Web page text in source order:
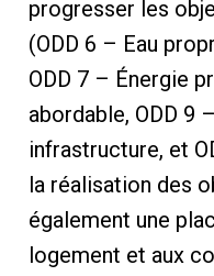
progresser les
(ODD 6 – Eau
ODD 7 – Énergie
abordable, ODD 9
infrastructure, et
la réalisation des
également une
logement et aux